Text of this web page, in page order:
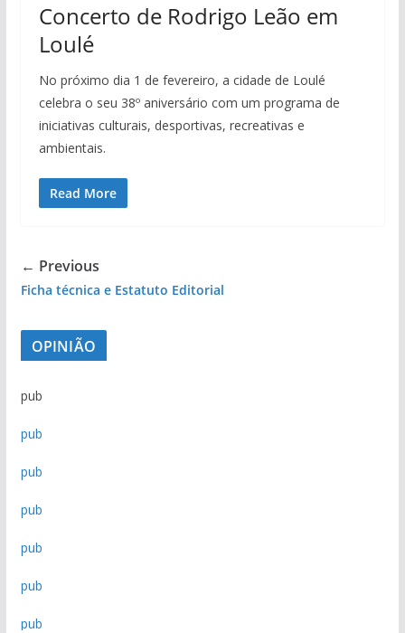
Concerto de Rodrigo Leão em
Loulé
No próximo dia 1 de fevereiro, a cidade de Loulé
celebra o seu 38º aniversário com um programa de
iniciativas culturais, desportivas, recreativas e
ambientais.
Read More
← Previous
Ficha técnica e Estatuto Editorial
OPINIÃO
pub
pub
pub
pub
pub
pub
pub